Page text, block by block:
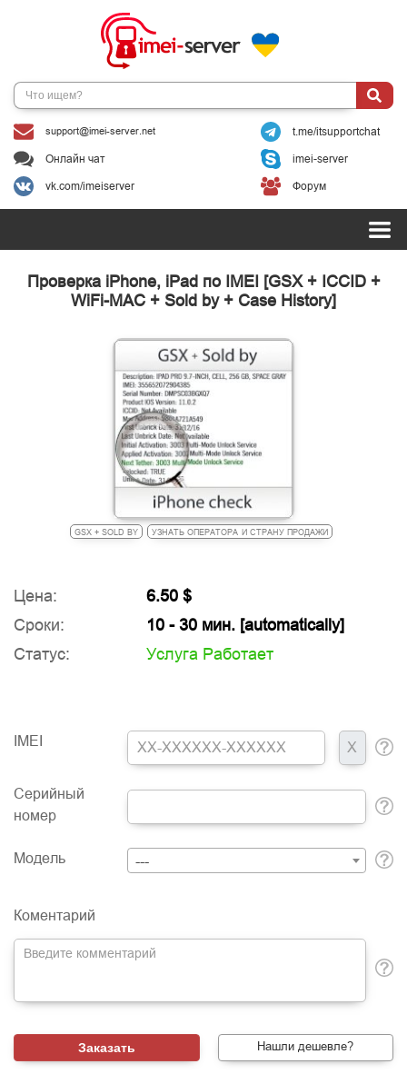
support@imei-server.net t.me/itsupportchat
Онлайн чат imei-server
vk.com/imeiserver Форум
Проверка iPhone, iPad по IMEI [GSX + ICCID +
WiFi-MAC + Sold by + Case History]
GSX + SOLD BY УЗНАТЬ ОПЕРАТОРА И СТРАНУ ПРОДАЖИ
Цена:
6.50 $
Сроки:
10 - 30 мин. [automatically]
Статус:
Услуга Работает
IMEI
Серийный
номер
Модель ---
Коментарий
Нашли дешевле?